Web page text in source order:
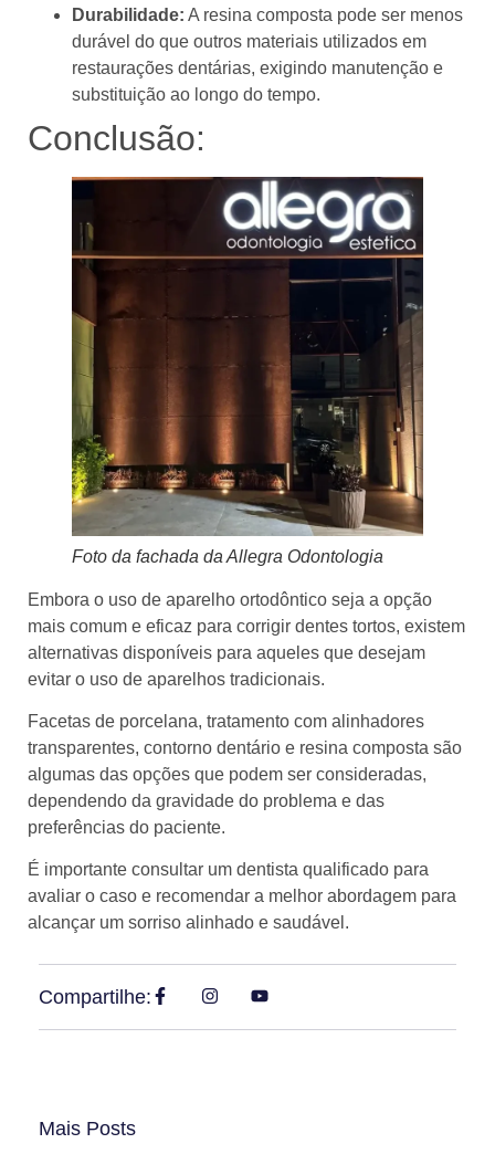
Durabilidade: A resina composta pode ser menos
durável do que outros materiais utilizados em
restaurações dentárias, exigindo manutenção e
substituição ao longo do tempo.
Conclusão:
Foto da fachada da Allegra Odontologia
Embora o uso de aparelho ortodôntico seja a opção
mais comum e eficaz para corrigir dentes tortos, existem
alternativas disponíveis para aqueles que desejam
evitar o uso de aparelhos tradicionais.
Facetas de porcelana, tratamento com alinhadores
transparentes, contorno dentário e resina composta são
algumas das opções que podem ser consideradas,
dependendo da gravidade do problema e das
preferências do paciente.
É importante consultar um dentista qualificado para
avaliar o caso e recomendar a melhor abordagem para
alcançar um sorriso alinhado e saudável.
Compartilhe:
Mais Posts